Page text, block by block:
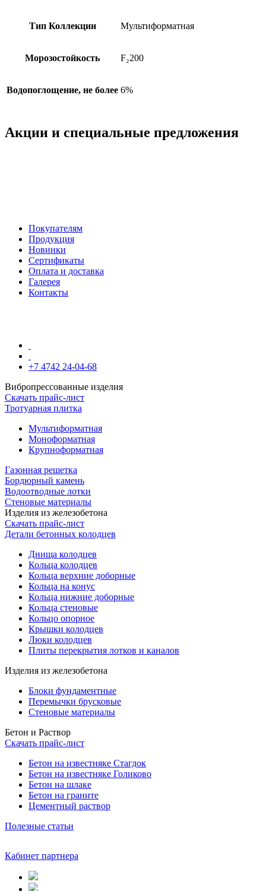
Тип Коллекции Мультиформатная
Морозостойкость F₂200
Водопоглощение, не более 6%
Акции и специальные предложения
Покупателям
Продукция
Новинки
Сертификаты
Оплата и доставка
Галерея
Контакты
+7 4742 24-04-68
Вибропрессованные изделия
Скачать прайс-лист
Тротуарная плитка
Мультиформатная
Моноформатная
Крупноформатная
Газонная решетка
Бордюрный камень
Водоотводные лотки
Стеновые материалы
Изделия из железобетона
Скачать прайс-лист
Детали бетонных колодцев
Днища колодцев
Кольца колодцев
Кольца верхние доборные
Кольца на конус
Кольца нижние доборные
Кольца стеновые
Кольцо опорное
Крышки колодцев
Люки колодцев
Плиты перекрытия лотков и каналов
Изделия из железобетона
Блоки фундаментные
Перемычки брусковые
Стеновые материалы
Бетон и Раствор
Скачать прайс-лист
Бетон на известняке Стагдок
Бетон на известняке Голиково
Бетон на шлаке
Бетон на граните
Цементный раствор
Полезные статьи
Кабинет партнера